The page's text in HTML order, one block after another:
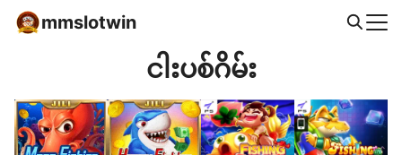
Skip
mmslotwin
ငါးပစ်ဂိမ်း